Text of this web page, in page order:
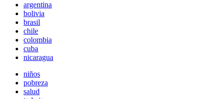
argentina
bolivia
brasil
chile
colombia
cuba
nicaragua
niños
pobreza
salud